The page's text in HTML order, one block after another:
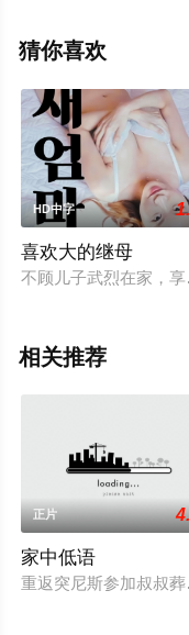
平台了解。
猜你喜欢
HD中字
喜欢大的继母
不顾儿子武烈在家，
相关推荐
正片
家中低语
重返突尼斯参加叔叔